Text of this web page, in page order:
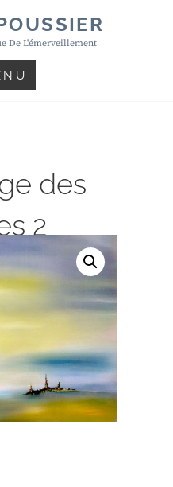
De L'émerveillement
des
2